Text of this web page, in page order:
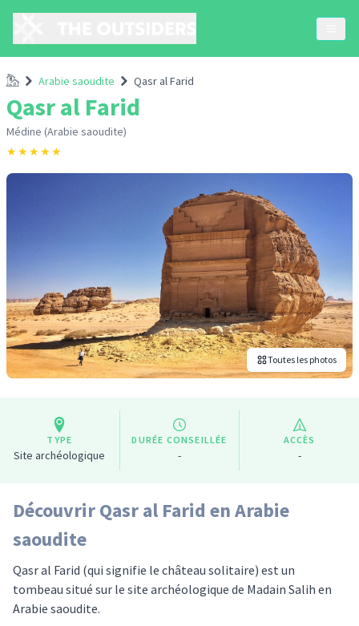
AccueilArabie saoudite Qasr al Farid
Qasr al Farid
Médine (Arabie saoudite)
★★★★★
Toutes les photos
TYPE
Site archéologique
DURÉE CONSEILLÉE
-
ACCÈS
-
Découvrir Qasr al Farid en Arabie
saoudite
Qasr al Farid (qui signifie le château solitaire) est un
tombeau situé sur le site archéologique de Madain Salih en
Arabie saoudite.